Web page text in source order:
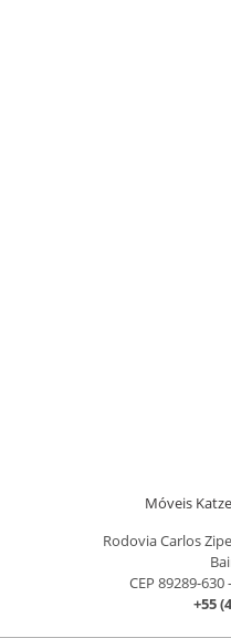
Móveis
Rodovia Carlos
CEP 89289-
+55